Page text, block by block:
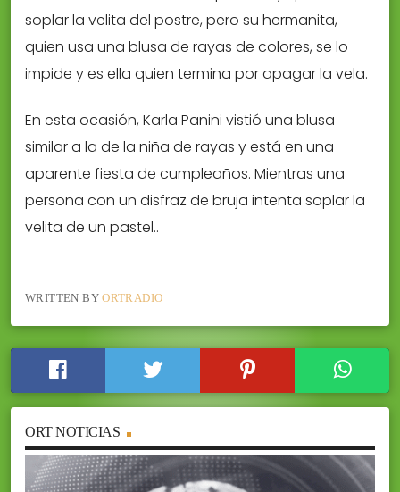
soplar la velita del postre, pero su hermanita,
quien usa una blusa de rayas de colores, se lo
impide y es ella quien termina por apagar la vela.
En esta ocasión, Karla Panini vistió una blusa
similar a la de la niña de rayas y está en una
aparente fiesta de cumpleaños. Mientras una
persona con un disfraz de bruja intenta soplar la
velita de un pastel..
WRITTEN BYORTRADIO
ORT NOTICIAS